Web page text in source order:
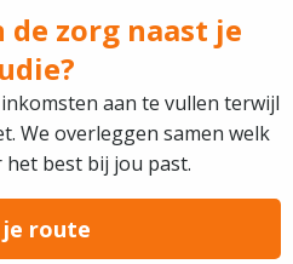
de zorg naast je
aan te vullen terwijl
We overleggen samen welk
best bij jou past.
je route